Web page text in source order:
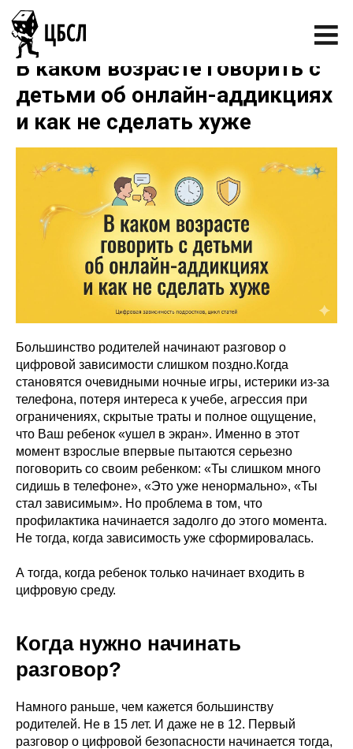
В каком возрасте говорить с
детьми об онлайн-аддикциях
и как не сделать хуже
Большинство родителей начинают разговор о
цифровой зависимости слишком поздно.Когда
становятся очевидными ночные игры, истерики из-за
телефона, потеря интереса к учебе, агрессия при
ограничениях, скрытые траты и полное ощущение,
что Ваш ребенок «ушел в экран». Именно в этот
момент взрослые впервые пытаются серьезно
поговорить со своим ребенком: «Ты слишком много
сидишь в телефоне», «Это уже ненормально», «Ты
стал зависимым». Но проблема в том, что
профилактика начинается задолго до этого момента.
Не тогда, когда зависимость уже сформировалась.
А тогда, когда ребенок только начинает входить в
цифровую среду.
Когда нужно начинать
разговор?
Намного раньше, чем кажется большинству
родителей. Не в 15 лет. И даже не в 12. Первый
разговор о цифровой безопасности начинается тогда,